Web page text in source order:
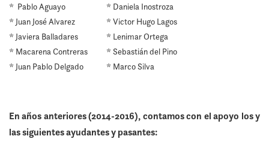
* Pablo Aguayo
* Daniela Inostroza
* Juan José Alvarez
* Victor Hugo Lagos
* Javiera Balladares
* Lenimar Ortega
* Macarena Contreras
* Sebastián del Pino
* Juan Pablo Delgado
* Marco Silva
En años anteriores (2014-2016), contamos con el apoyo los y
las siguientes ayudantes y pasantes: